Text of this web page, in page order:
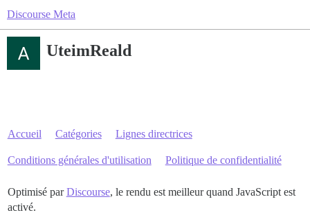
Discourse Meta
UteimReald
Accueil Catégories Lignes directrices
Conditions générales d'utilisation Politique de confidentialité
Optimisé parDiscourse, le rendu est meilleur quand JavaScript est
activé.